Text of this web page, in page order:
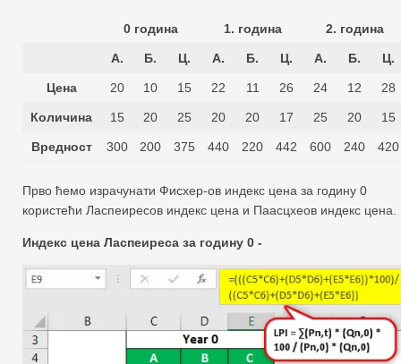
0 година 1. година 2. година
А. Б. Ц. А. Б. Ц. А. Б. Ц.
Цена 20 10 15 22 11 26 24 12 28
Количина 15 20 25 20 20 17 25 20 15
Вредност 300 200 375 440 220 442 600 240 420
Прво ћемо израчунати Фисхер-ов индекс цена за годину 0
користећи Ласпеиресов индекс цена и Паасцхеов индекс цена.
Индекс цена Ласпеиреса за годину 0 -